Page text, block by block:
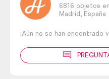
6816 objetos
Madrid,
España
¡Aún no se han encontrado